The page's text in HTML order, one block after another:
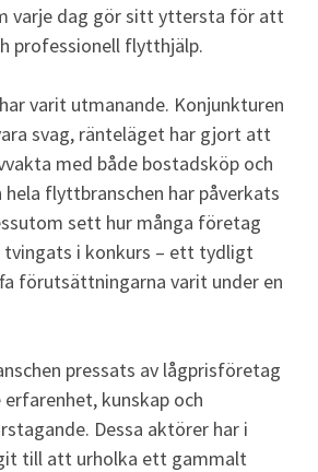
varje dag gör sitt yttersta för att
professionell flytthjälp.
varit utmanande. Konjunkturen
svag, ränteläget har gjort att
med både bostadsköp och
flyttbranschen har påverkats
sett hur många företag
tvingats i konkurs – ett tydligt
förutsättningarna varit under en
pressats av lågprisföretag
kunskap och
Dessa aktörer har i
till att urholka ett gammalt